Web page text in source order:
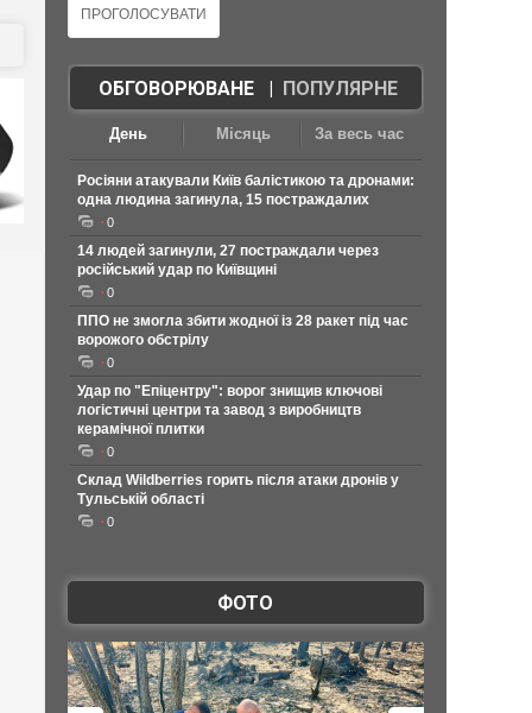
ОБГОВОРЮВАНЕ| ПОПУЛЯРНЕ
День Місяць За весь час
Росіяни атакували Київ балістикою та дронами:
одна людина загинула, 15 постраждалих
0
14 людей загинули, 27 постраждали через
російський удар по Київщині
0
ППО не змогла збити жодної із 28 ракет під час
ворожого обстрілу
0
Удар по "Епіцентру": ворог знищив ключові
логістичні центри та завод з виробництв
керамічної плитки
0
Склад Wildberries горить після атаки дронів у
Тульській області
0
ФОТО